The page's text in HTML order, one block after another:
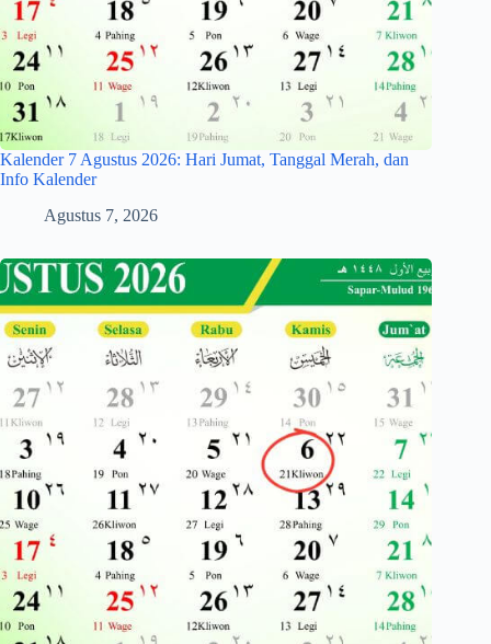
Kalender 7 Agustus 2026: Hari Jumat, Tanggal Merah, dan
Info Kalender
Agustus 7, 2026